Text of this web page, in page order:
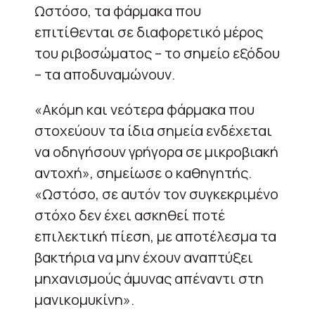
Ωστόσο, τα φάρμακα που
επιτίθενται σε διαφορετικό μέρος
του ριβοσώματος – το σημείο εξόδου
– τα αποδυναμώνουν.
«Ακόμη και νεότερα φάρμακα που
στοχεύουν τα ίδια σημεία ενδέχεται
να οδηγήσουν γρήγορα σε μικροβιακή
αντοχή», σημείωσε ο καθηγητής.
«Ωστόσο, σε αυτόν τον συγκεκριμένο
στόχο δεν έχει ασκηθεί ποτέ
επιλεκτική πίεση, με αποτέλεσμα τα
βακτήρια να μην έχουν αναπτύξει
μηχανισμούς άμυνας απέναντι στη
μανικομυκίνη».